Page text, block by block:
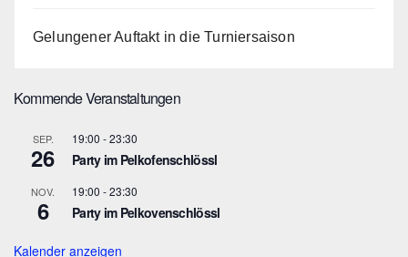
Gelungener Auftakt in die Turniersaison
Kommende Veranstaltungen
SEP.
26
19:00 -23:30
Party im Pelkofenschlössl
NOV.
6
19:00 -23:30
Party im Pelkovenschlössl
Kalender anzeigen